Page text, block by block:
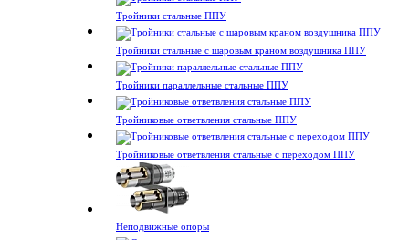
Тройники стальные ППУ
Тройники стальные с шаровым краном воздушника ППУ
Тройники параллельные стальные ППУ
Тройниковые ответвления стальные ППУ
Тройниковые ответвления стальные с переходом ППУ
Неподвижные опоры